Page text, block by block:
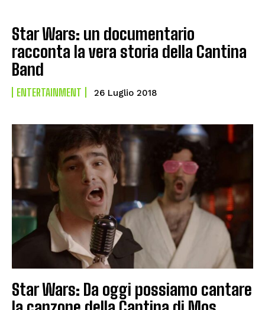
Star Wars: un documentario
racconta la vera storia della Cantina
Band
ENTERTAINMENT 26 Luglio 2018
Star Wars: Da oggi possiamo cantare